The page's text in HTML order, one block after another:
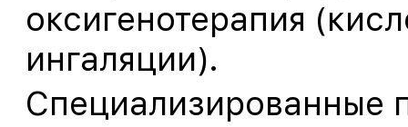
оксигенотерапия
ингаляции).
Специализированные